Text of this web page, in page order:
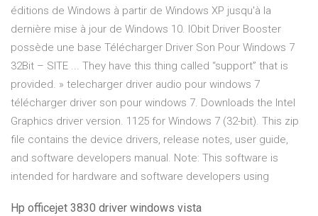
éditions de Windows à partir de Windows XP jusqu'à la
dernière mise à jour de Windows 10. IObit Driver Booster
possède une base Télécharger Driver Son Pour Windows 7
32Bit – SITE ... They have this thing called “support” that is
provided. » telecharger driver audio pour windows 7
télécharger driver son pour windows 7. Downloads the Intel
Graphics driver version. 1125 for Windows 7 (32-bit). This zip
file contains the device drivers, release notes, user guide,
and software developers manual. Note: This software is
intended for hardware and software developers using
Hp officejet 3830 driver windows vista